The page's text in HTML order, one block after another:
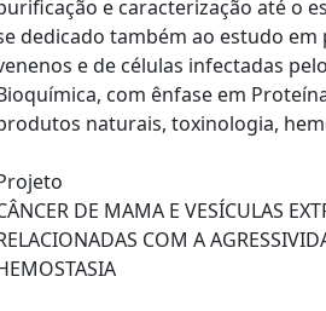
e caracterização até o
dedicado também ao estudo
e de células infectadas
com ênfase em
naturais, toxinologia,
DE MAMA E VESÍCULAS
COM A